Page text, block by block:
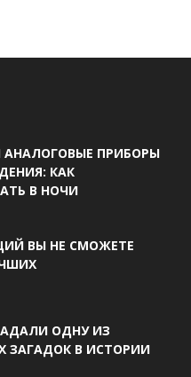
ПРИБОРЫ
КАК
В НОЧИ
ВЫ НЕ СМОЖЕТЕ
ОДНУ ИЗ
ЗАГАДОК В ИСТОРИИ